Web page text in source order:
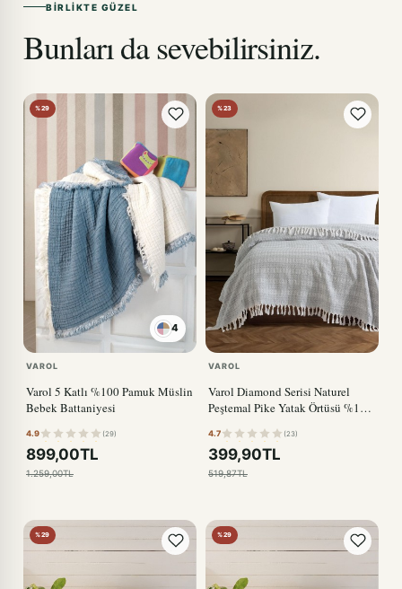
BIRLIKTE GÜZEL
Bunları da sevebilirsiniz.
%29
4
VAROL
Varol 5 Katlı %100 Pamuk Müslin
Bebek Battaniyesi
4.9 (29)
899,00TL
1.259,00TL
%23
VAROL
Varol Diamond Serisi Naturel
Peştemal Pike Yatak Örtüsü %100
4.7 (23)
399,90TL
519,87TL
%29 %29